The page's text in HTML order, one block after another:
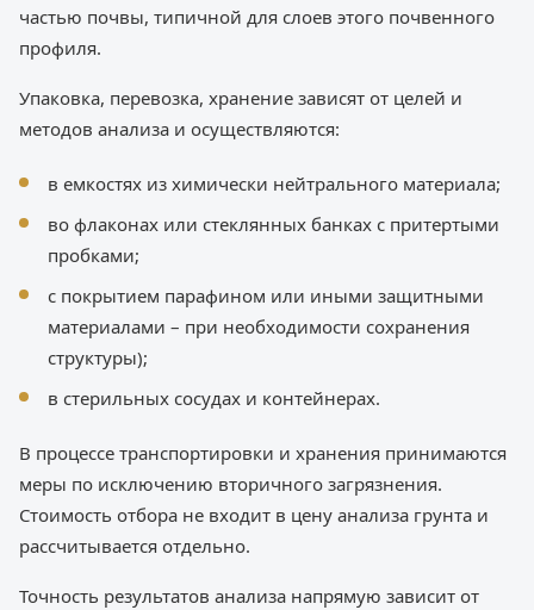
частью почвы, типичной для слоев этого почвенного
профиля.
Упаковка, перевозка, хранение зависят от целей и
методов анализа и осуществляются:
в емкостях из химически нейтрального материала;
во флаконах или стеклянных банках с притертыми
пробками;
с покрытием парафином или иными защитными
материалами – при необходимости сохранения
структуры);
в стерильных сосудах и контейнерах.
В процессе транспортировки и хранения принимаются
меры по исключению вторичного загрязнения.
Стоимость отбора не входит в цену анализа грунта и
рассчитывается отдельно.
Точность результатов анализа напрямую зависит от